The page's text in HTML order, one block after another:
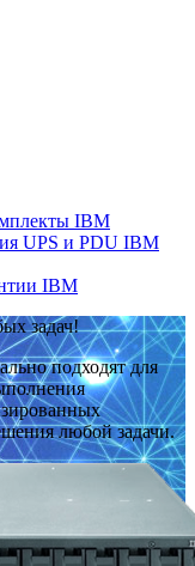
IBM
UPS и PDU IBM
IBM
задач!
подходят для
любой задачи.